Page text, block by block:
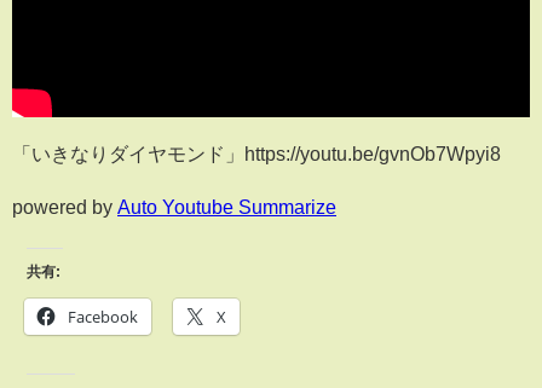
「いきなりダイヤモンド」https://youtu.be/gvnOb7Wpyi8
powered by Auto Youtube Summarize
共有:
Facebook X